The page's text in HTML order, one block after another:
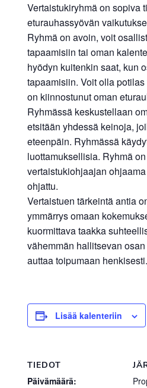
Vertaistukiryhmä on sopiva
eturauhassyövän
Ryhmä on avoin, voit
tapaamisiin tai oman
hyödyn kuitenkin saat, kun
tapaamisiin. Voit olla
on kiinnostunut oman
Ryhmässä keskustellaan
etsitään yhdessä keinoja,
eteenpäin. Ryhmässä
luottamuksellisia. Ryhmä
vertaistukiohjaajan
ohjattu.
Vertaistuen tärkeintä antia
ymmärrys omaan
kuormittava taakka
vähemmän hallitsevan
auttaa toipumaan henkisesti.
Lisää kalenteriin
TIEDOT
Päivämäärä: